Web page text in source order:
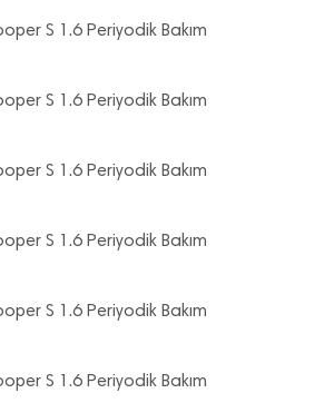
S 1.6 Periyodik Bakım
S 1.6 Periyodik Bakım
S 1.6 Periyodik Bakım
S 1.6 Periyodik Bakım
S 1.6 Periyodik Bakım
S 1.6 Periyodik Bakım